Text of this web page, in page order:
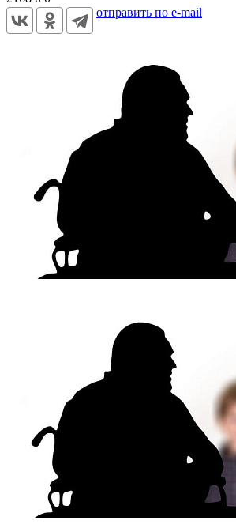
отправить по e-mail